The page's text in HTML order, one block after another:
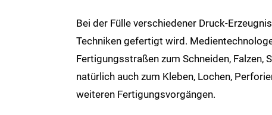
Bei der Fülle verschiedener Druck-
Techniken gefertigt wird.
Fertigungs­straßen zum Schneiden, Falzen,
natürlich auch zum Kleben, Lochen,
weiteren Fertigungs­vorgängen.